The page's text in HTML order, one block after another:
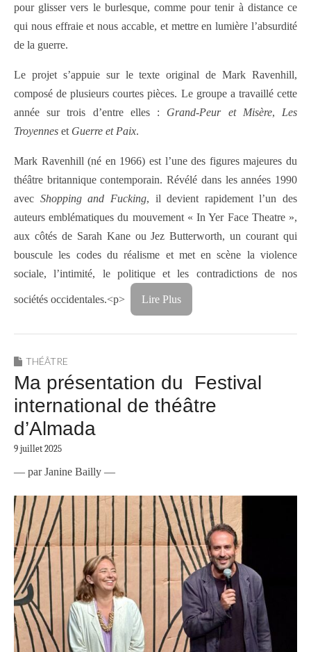
pour glisser vers le burlesque, comme pour tenir à distance ce
qui nous effraie et nous accable, et mettre en lumière l’absurdité
de la guerre.
Le projet s’appuie sur le texte original de Mark Ravenhill,
composé de plusieurs courtes pièces. Le groupe a travaillé cette
année sur trois d’entre elles : Grand-Peur et Misère, Les
Troyennes et Guerre et Paix.
Mark Ravenhill (né en 1966) est l’une des figures majeures du
théâtre britannique contemporain. Révélé dans les années 1990
avec Shopping and Fucking, il devient rapidement l’un des
auteurs emblématiques du mouvement « In Yer Face Theatre »,
aux côtés de Sarah Kane ou Jez Butterworth, un courant qui
bouscule les codes du réalisme et met en scène la violence
sociale, l’intimité, le politique et les contradictions de nos
sociétés occidentales.<p> Lire Plus
THÉÂTRE
Ma présentation du Festival
international de théâtre
d’Almada
9 juillet 2025
— par Janine Bailly —